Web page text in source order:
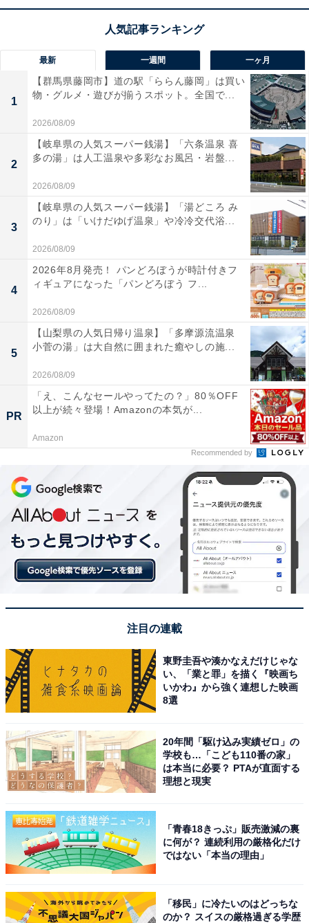
マキタの国内最高峰を誇る、18V仕様の本格的な充電式
インパクトドライバです。全周リング発光のLEDライト
を搭載しており、暗い作業環境でも影ができにくく手元
を明るく照らします。ヘッド部分が非常にスリムでコン
パクトなので、
隅打ちや狭い場所での作業が劇的にスム
ーズになりますよ！
直感的に操作できる「後方配置操作パネル」を採用し、
作業しながらのモード切り替えも思いのまま。無駄を削
ぎ落としたスタイリッシュな「オリーブ」カラーのデザ
インは、所有する満足感も満たしてくれますね。
マキタ「充電式インパクトドライバ TD173DZO」の
口コミは？
マキタ「充電式インパクトドライバ TD173DZO」には以
下のような口コミが寄せられています。
全周リングライトが思った以上に明るく、夜間や屋
根裏などの暗い場所でもストレスなくネジ締めがで
きます
ヘッドがかなり短いので壁際ギリギリの作業も楽々
ですし、軸ブレも極限まで抑えられていて驚きまし
オリーブの色合いがミリタリー風で最高にカッコよ
く、現場でもガレージでも使うたびに気分が上がり
精度の高いDIYや本格的な現場作業で最高のパフォーマ
ンスを発揮したい人や、機能美あふれる頑丈な工具にこ
だわりたい人には、おすすめの商品といえそうです。
【Amazonお買い得情報】マーシャル
「Bluetoothスピーカー」が特別価格で登場
中【5月15日】
最新 一週間 一ヶ月
1
【群馬県藤岡市】道の駅「ららん藤岡」は買い
物・グルメ・遊びが揃うスポット。全国で...
2026/08/09
2
【岐阜県の人気スーパー銭湯】「六条温泉 喜
多の湯」は人工温泉や多彩なお風呂・岩盤...
2026/08/09
3
【岐阜県の人気スーパー銭湯】「湯どころ み
のり」は「いけだゆげ温泉」や冷冷交代浴...
2026/08/09
4
2026年8月発売！ パンどろぼうが時計付きフ
ィギュアになった「パンどろぼう フ...
2026/08/09
5
【山梨県の人気日帰り温泉】「多摩源流温泉
小菅の湯」は大自然に囲まれた癒やしの施...
2026/08/09
PR
「え、こんなセールやってたの？」80％OFF
以上が続々登場！Amazonの本気が...
Amazon
Recommended by
注目の連載
東野圭吾や湊かなえだけじゃな
い、「業と罪」を描く『映画ち
いかわ』から強く連想した映画
8選
20年間「駆け込み実績ゼロ」の
学校も…「こども110番の家」
は本当に必要？ PTAが直面する
理想と現実
「青春18きっぷ」販売激減の裏
に何が？ 連続利用の厳格化だけ
ではない「本当の理由」
「移民」に冷たいのはどっちな
のか？ スイスの厳格過ぎる学歴